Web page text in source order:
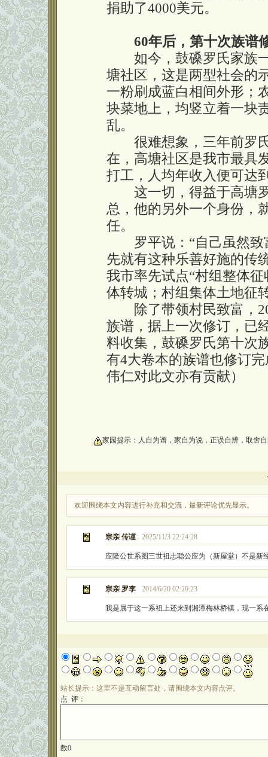
捐助了4000美元。
60年后，第十次族谱
如今，鼓磉罗氏家族一
塘社区，这是两型社会的
一粉刷成蓝白相间外形；
块菜地上，均竖立着一块
乱。
很难想象，三年前罗氏
在，高塘社区是我市最具
打工，人均年收入便可达
这一切，得益于高塘罗
总，他的另外一个身份，
任。
罗平说：“自己虽然致
先就有这种乐善好施的传
我市率先试点“村组整体
体转城；村组集体土地征
除了带领村民致富，
族谱，据上一次修订，已
料收集，鼓磉罗氏第十次
有4大卷本的族谱也修订
伟仁对此文亦有贡献）
家园提示：人自为谱，家自为说，正误自辨，取舍
欢迎围绕本文内容进行补充和交流，最新评论优先显示。
宗亲 传谨 2025/11/3 22:24:28
应隆公世系图三世祖志聪公应为（新屋堂）不是新
宗亲 罗李 2014/6/20 02:20:23
我是属于这一系祖上还来到湘潭梅林桥镇，现一
站长提示：这里不是互动留言处，请围绕本文内容点评。
点 评：
数0